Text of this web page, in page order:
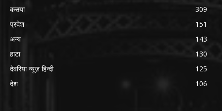
कसया
309
प्रदेश
151
अन्य
143
हाटा
130
देवरिया न्यूज़ हिन्दी
125
देश
106